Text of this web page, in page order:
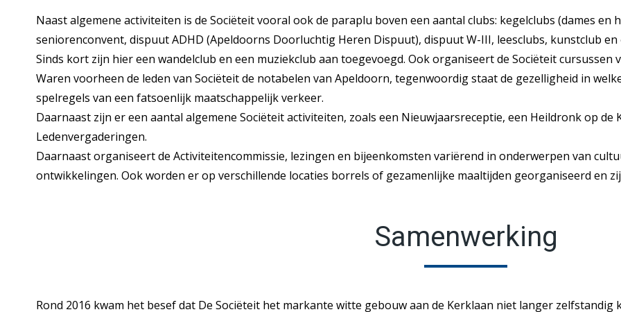
Naast algemene activiteiten is de Sociëteit vooral ook de paraplu boven een aantal clubs: kegelclubs (dames
seniorenconvent, dispuut ADHD (Apeldoorns Doorluchtig Heren Dispuut), dispuut W-III, leesclubs, kunstclub
Sinds kort zijn hier een wandelclub en een muziekclub aan toegevoegd. Ook organiseert de Sociëteit cursussen
Waren voorheen de leden van Sociëteit de notabelen van Apeldoorn, tegenwoordig staat de gezelligheid in
spelregels van een fatsoenlijk maatschappelijk verkeer.
Daarnaast zijn er een aantal algemene Sociëteit activiteiten, zoals een Nieuwjaarsreceptie, een Heildronk op
Ledenvergaderingen.
Daarnaast organiseert de Activiteitencommissie, lezingen en bijeenkomsten variërend in onderwerpen van
ontwikkelingen. Ook worden er op verschillende locaties borrels of gezamenlijke maaltijden georganiseerd en
Samenwerking
Rond 2016 kwam het besef dat De Sociëteit het markante witte gebouw aan de Kerklaan niet langer